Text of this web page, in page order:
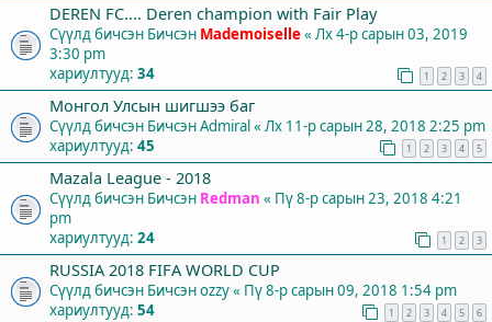
DEREN FC.... Deren champion with Fair Play
Сүүлд бичсэн Бичсэн Mademoiselle« Лх 4-р сарын 03, 2019
3:30 pm
хариултууд: 34 1 2 3 4
Монгол Улсын шигшээ баг
Сүүлд бичсэн БичсэнAdmiral« Лх 11-р сарын 28, 2018 2:25 pm
хариултууд: 45 1 2 3 4 5
Mazala League - 2018
Сүүлд бичсэн Бичсэн Redman « Пү 8-р сарын 23, 2018 4:21
pm
хариултууд: 24 1 2 3
RUSSIA 2018 FIFA WORLD CUP
Сүүлд бичсэн Бичсэнozzy« Пү 8-р сарын 09, 2018 1:54 pm
хариултууд: 54 1 2 3 4 5 6